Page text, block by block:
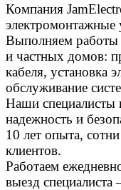
Компания
электромонтажные
Выполняем работы
и частных домов:
кабеля, установка
обслуживание
Наши специалисты
надежность и
10 лет опыта,
клиентов.
Работаем
выезд специалиста